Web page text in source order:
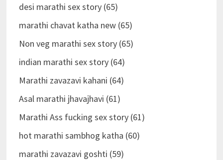
desi marathi sex story (65)
marathi chavat katha new (65)
Non veg marathi sex story (65)
indian marathi sex story (64)
Marathi zavazavi kahani (64)
Asal marathi jhavajhavi (61)
Marathi Ass fucking sex story (61)
hot marathi sambhog katha (60)
marathi zavazavi goshti (59)